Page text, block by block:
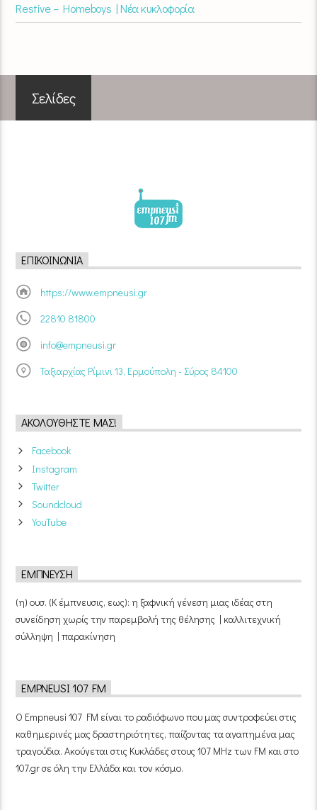
Restive – Homeboys | Νέα κυκλοφορία
Σελίδες
ΕΠΙΚΟΙΝΩΝΊΑ
https://www.empneusi.gr
22810 81800
info@empneusi.gr
Ταξιαρχίας Ρίμινι 13, Ερμούπολη - Σύρος 84100
ΑΚΟΛΟΥΘΉΣΤΕ ΜΑΣ!
Facebook
Instagram
Twitter
Soundcloud
YouTube
ΈΜΠΝΕΥΣΗ
(η) ουσ. (Κ έμπνευσις, εως): η ξαφνική γένεση μιας ιδέας στη
συνείδηση χωρίς την παρεμβολή της θέλησης | καλλιτεχνική
σύλληψη | παρακίνηση
EMPNEUSI 107 FM
Ο Empneusi 107 FM είναι το ραδιόφωνο που μας συντροφεύει στις
καθημερινές μας δραστηριότητες, παίζοντας τα αγαπημένα μας
τραγούδια. Ακούγεται στις Κυκλάδες στους 107 MHz των FM και στο
107.gr σε όλη την Ελλάδα και τον κόσμο.